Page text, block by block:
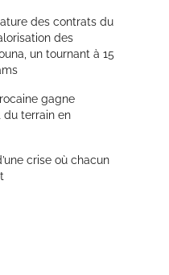
des contrats du
des
un tournant à 15
gagne
du terrain en
crise où chacun